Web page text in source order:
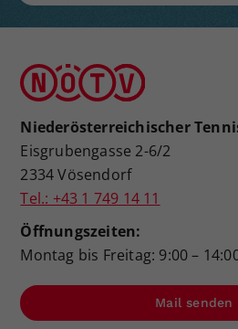
Niederösterreichischer
Eisgrubengasse 2-6/2
2334 Vösendorf
Tel.: +43 1 749 14 11
Öffnungszeiten:
Montag bis Freitag: 9:00 –
Mail senden